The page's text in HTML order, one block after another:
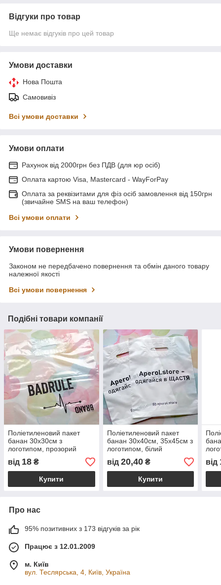
Відгуки про товар
Ще немає відгуків про цей товар
Умови доставки
Нова Пошта
Самовивіз
Всі умови доставки
Умови оплати
Рахунок від 2000грн без ПДВ (для юр осіб)
Оплата картою Visa, Mastercard - WayForPay
Оплата за реквізитами для фіз осіб замовлення від 150грн
(звичайне SMS на ваш телефон)
Всі умови оплати
Умови повернення
Законом не передбачено повернення та обмін даного товару
належної якості
Всі умови повернення
Подібні товари компанії
Поліетиленовий пакет
банан 30x30см з
логотипом, прозорий
глянець
від 18 ₴
Купити
Поліетиленовий пакет
банан 30x40см, 35х45см з
логотипом, білий
від 20,40₴
Купити
від
Про нас
95% позитивних з 173 відгуків за рік
Працює з 12.01.2009
м. Київ
вул. Теслярська, 4, Київ, Україна